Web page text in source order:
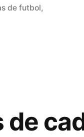
de futbol,